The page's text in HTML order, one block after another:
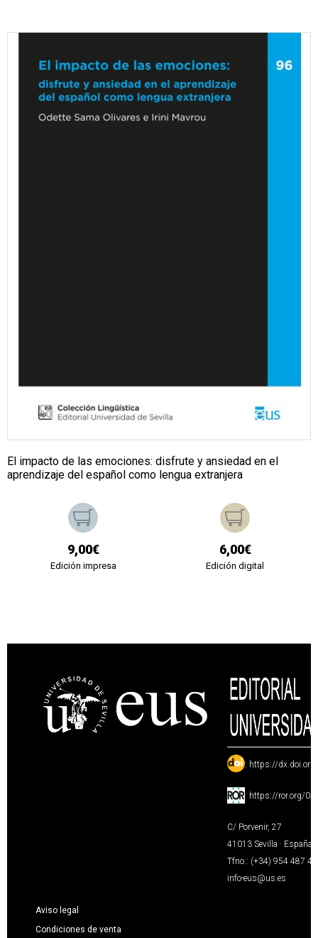
El impacto de las emociones: disfrute y ansiedad en el
aprendizaje del español como lengua extranjera
9,00€
Edición impresa
6,00€
Edición digital
: https://
: https://ror.org/
C/ Porvenir, 27
41013 Sevilla · España
Tfno.: (+34) 954 487
info-eus@us.es
Aviso legal
Condiciones de venta